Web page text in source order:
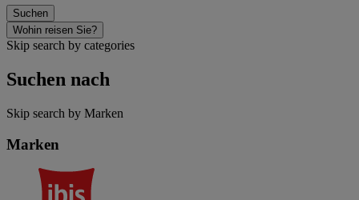
Suchen
Wohin reisen Sie?
Skip search by categories
Suchen nach
Skip search by Marken
Marken